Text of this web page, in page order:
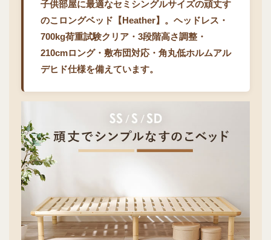
子供部屋に最適なセミシングルサイズの頑丈す
のこロングベッド【Heather】。ヘッドレス・
700kg荷重試験クリア・3段階高さ調整・
210cmロング・敷布団対応・角丸低ホルムアル
デヒド仕様を備えています。